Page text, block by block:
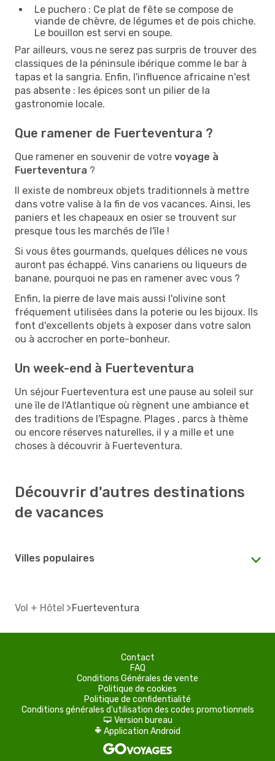
Le puchero : Ce plat de fête se compose de
viande de chèvre, de légumes et de pois chiche.
Le bouillon est servi en soupe.
Par ailleurs, vous ne serez pas surpris de trouver des
classiques de la péninsule ibérique comme le bar à
tapas et la sangria. Enfin, l'influence africaine n'est
pas absente : les épices sont un pilier de la
gastronomie locale.
Que ramener de Fuerteventura ?
Que ramener en souvenir de votre voyage à
Fuerteventura ?
Il existe de nombreux objets traditionnels à mettre
dans votre valise à la fin de vos vacances. Ainsi, les
paniers et les chapeaux en osier se trouvent sur
presque tous les marchés de l'île !
Si vous êtes gourmands, quelques délices ne vous
auront pas échappé. Vins canariens ou liqueurs de
banane, pourquoi ne pas en ramener avec vous ?
Enfin, la pierre de lave mais aussi l'olivine sont
fréquement utilisées dans la poterie ou les bijoux. Ils
font d'excellents objets à exposer dans votre salon
ou à accrocher en porte-bonheur.
Un week-end à Fuerteventura
Un séjour Fuerteventura est une pause au soleil sur
une île de l'Atlantique où règnent une ambiance et
des traditions de l'Espagne. Plages , parcs à thème
ou encore réserves naturelles, il y a mille et une
choses à découvrir à Fuerteventura.
Découvrir d'autres destinations
de vacances
Villes populaires
Vol + Hôtel Fuerteventura
Contact
FAQ
Conditions Générales de vente
Politique de cookies
Politique de confidentialité
Conditions générales d'utilisation des codes promotionnels
d Version bureau
A Application Android